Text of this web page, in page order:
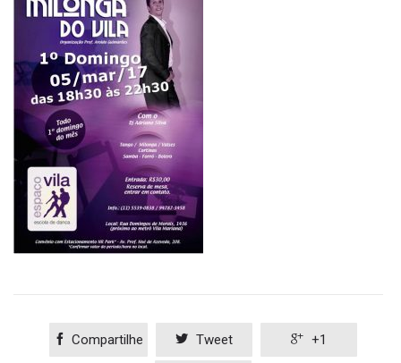
 Compartilhe  Tweet  +1